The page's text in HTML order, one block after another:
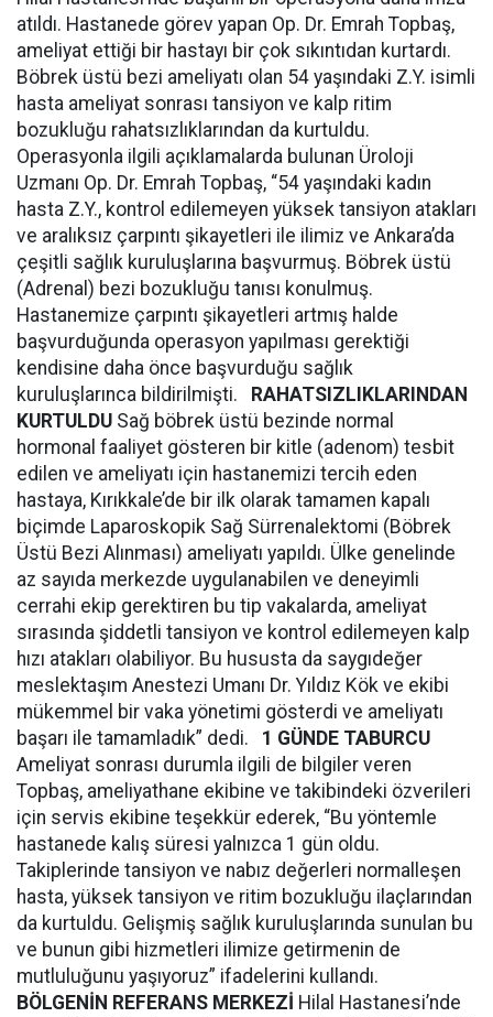
atıldı. Hastanede görev yapan Op. Dr. Emrah Topbaş,
ameliyat ettiği bir hastayı bir çok sıkıntıdan kurtardı.
Böbrek üstü bezi ameliyatı olan 54 yaşındaki Z.Y. isimli
hasta ameliyat sonrası tansiyon ve kalp ritim
bozukluğu rahatsızlıklarından da kurtuldu.
Operasyonla ilgili açıklamalarda bulunan Üroloji
Uzmanı Op. Dr. Emrah Topbaş, “54 yaşındaki kadın
hasta Z.Y., kontrol edilemeyen yüksek tansiyon atakları
ve aralıksız çarpıntı şikayetleri ile ilimiz ve Ankara’da
çeşitli sağlık kuruluşlarına başvurmuş. Böbrek üstü
(Adrenal) bezi bozukluğu tanısı konulmuş.
Hastanemize çarpıntı şikayetleri artmış halde
başvurduğunda operasyon yapılması gerektiği
kendisine daha önce başvurduğu sağlık
kuruluşlarınca bildirilmişti.
RAHATSIZLIKLARINDAN
KURTULDU Sağ böbrek üstü bezinde normal
hormonal faaliyet gösteren bir kitle (adenom) tesbit
edilen ve ameliyatı için hastanemizi tercih eden
hastaya, Kırıkkale’de bir ilk olarak tamamen kapalı
biçimde Laparoskopik Sağ Sürrenalektomi (Böbrek
Üstü Bezi Alınması) ameliyatı yapıldı. Ülke genelinde
az sayıda merkezde uygulanabilen ve deneyimli
cerrahi ekip gerektiren bu tip vakalarda, ameliyat
sırasında şiddetli tansiyon ve kontrol edilemeyen kalp
hızı atakları olabiliyor. Bu hususta da saygıdeğer
meslektaşım Anestezi Umanı Dr. Yıldız Kök ve ekibi
mükemmel bir vaka yönetimi gösterdi ve ameliyatı
başarı ile tamamladık” dedi. 1 GÜNDE TABURCU
Ameliyat sonrası durumla ilgili de bilgiler veren
Topbaş, ameliyathane ekibine ve takibindeki özverileri
için servis ekibine teşekkür ederek, “Bu yöntemle
hastanede kalış süresi yalnızca 1 gün oldu.
Takiplerinde tansiyon ve nabız değerleri normalleşen
hasta, yüksek tansiyon ve ritim bozukluğu ilaçlarından
da kurtuldu. Gelişmiş sağlık kuruluşlarında sunulan bu
ve bunun gibi hizmetleri ilimize getirmenin de
mutluluğunu yaşıyoruz” ifadelerini kullandı.
BÖLGENİN REFERANS MERKEZİ Hilal Hastanesi’nde